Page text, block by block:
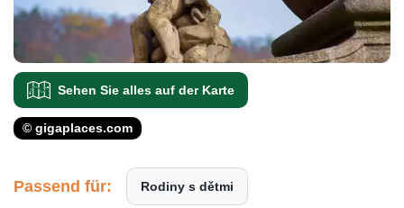
Sehen Sie alles auf der Karte
© gigaplaces.com
Passend für: Rodiny s dětmi